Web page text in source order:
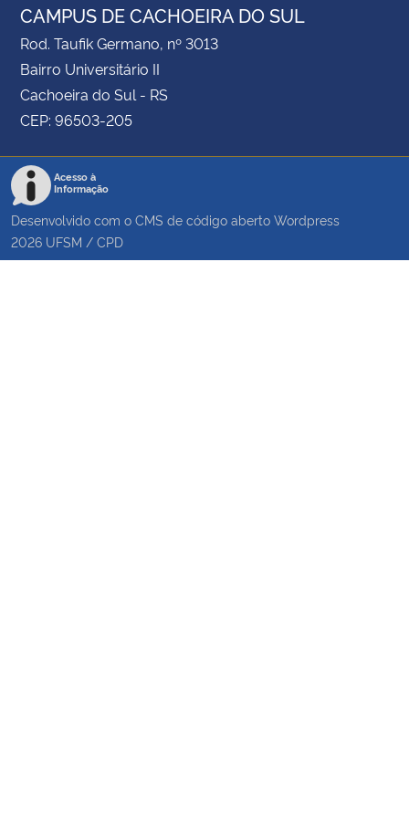
CAMPUS DE CACHOEIRA DO SUL
Rod. Taufik Germano, nº 3013
Bairro Universitário II
Cachoeira do Sul - RS
CEP: 96503-205
Acesso à
Informação
Desenvolvido com o CMS de código aberto Wordpress
2026 UFSM / CPD